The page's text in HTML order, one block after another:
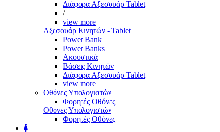
Διάφορα Αξεσουάρ Tablet
/
view more
Αξεσουάρ Κινητών - Tablet
Power Bank
Power Banks
Ακουστικά
Βάσεις Κινητών
Διάφορα Αξεσουάρ Tablet
view more
Οθόνες Υπολογιστών
Φορητές Οθόνες
Οθόνες Υπολογιστών
Φορητές Οθόνες